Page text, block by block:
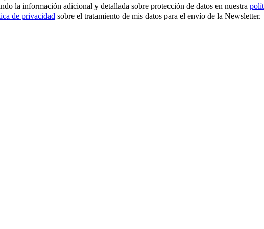
la información adicional y detallada sobre protección de datos en nuestra
de privacidad sobre el tratamiento de mis datos para el envío de la Newsletter.